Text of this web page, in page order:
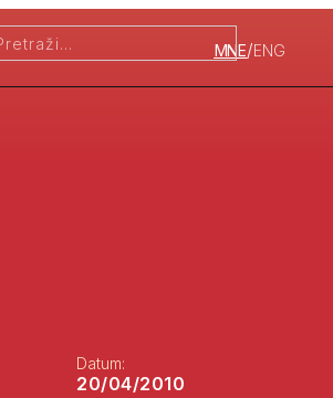
MNE/ENG
Datum:
20/04/2010